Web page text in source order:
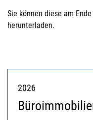
Sie können diese am
herunterladen.
2026